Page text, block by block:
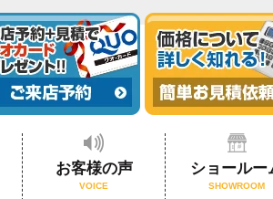
お客様の声
VOICE
ショールー
SHOWROOM